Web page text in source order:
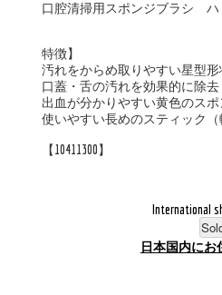
口腔清掃用スポンジブラシ ハ
特徴】
汚れをからめ取りやすい星型
口蓋・舌の汚れを効果的に除去
出血が分かりやすい黄色のスポ
使いやすい長めのスティック（
【10411300】
International
日本国内にお